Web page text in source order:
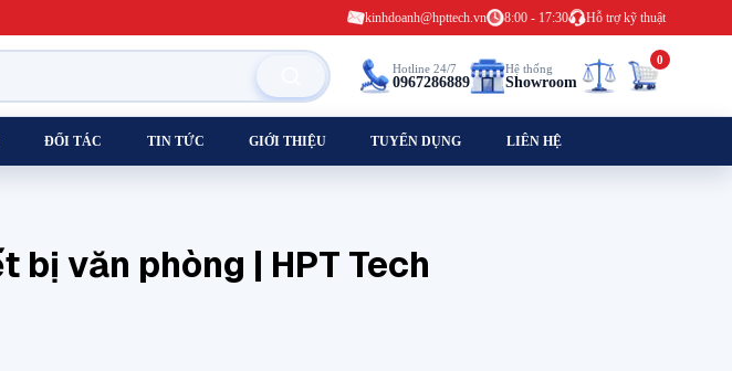
kinhdoanh@hpttech.vn 8:00 - 17:30 Hỗ trợ kỹ thuật
Hotline 24/7
0967286889
Hệ thống
Showroom
0
ĐỐI TÁC TIN TỨC GIỚI THIỆU TUYỂN DỤNG LIÊN HỆ
văn phòng | HPT Tech